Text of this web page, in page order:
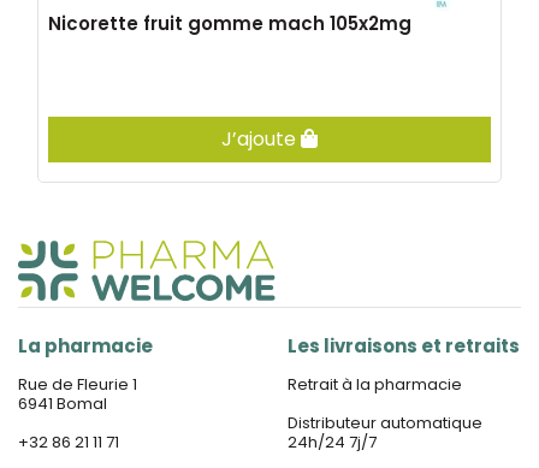
Nicorette fruit gomme mach 105x2mg
J’ajoute
La pharmacie
Rue de Fleurie 1
6941 Bomal
+32 86 21 11 71
Les livraisons et retraits
Retrait à la pharmacie
Distributeur automatique
24h/24 7j/7